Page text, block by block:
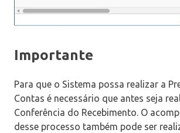
Importante
Para que o Sistema possa realizar a
Contas é necessário que antes seja
Conferência do Recebimento. O
desse processo também pode ser